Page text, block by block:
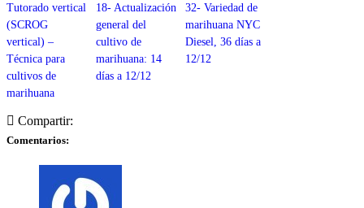
Tutorado vertical
(SCROG
vertical) –
Técnica para
cultivos de
marihuana
18- Actualización
general del
cultivo de
marihuana: 14
días a 12/12
32- Variedad de
marihuana NYC
Diesel, 36 días a
12/12
Compartir:
Comentarios: